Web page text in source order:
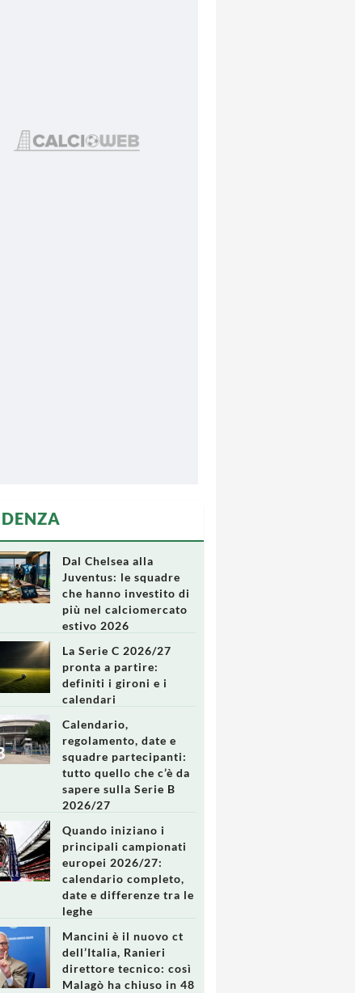
Dal Chelsea alla
Juventus: le squadre
che hanno investito di
più nel calciomercato
estivo 2026
La Serie C 2026/27
pronta a partire:
definiti i gironi e i
calendari
Calendario,
regolamento, date e
squadre partecipanti:
tutto quello che c’è da
sapere sulla Serie B
2026/27
Quando iniziano i
principali campionati
europei 2026/27:
calendario completo,
date e differenze tra le
leghe
Mancini è il nuovo ct
dell’Italia, Ranieri
direttore tecnico: così
Malagò ha chiuso in 48